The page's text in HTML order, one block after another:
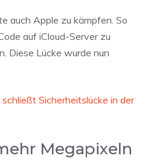
auch Apple zu kämpfen. So
auf iCloud-Server zu
Diese Lücke wurde nun
Sicherheitslücke in der
Megapixeln